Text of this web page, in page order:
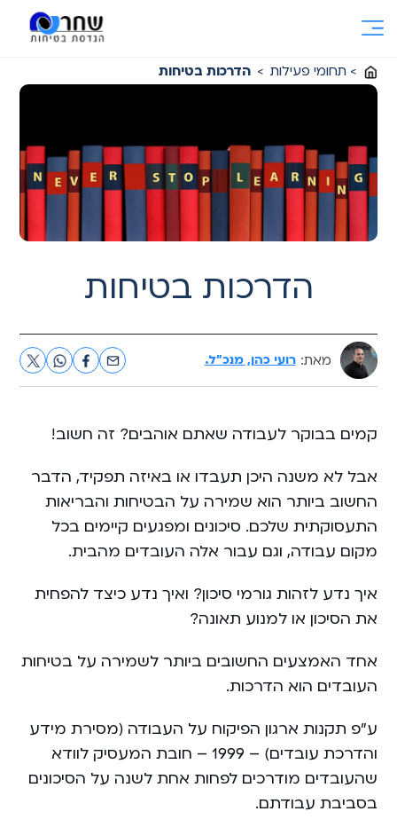
> תחומי פעילות > הדרכות בטיחות
הדרכות בטיחות
מאת: רועי כהן, מנכ"ל.
קמים בבוקר לעבודה שאתם אוהבים? זה חשוב!
אבל לא משנה היכן תעבדו או באיזה תפקיד, הדבר
החשוב ביותר הוא שמירה על הבטיחות והבריאות
התעסוקתית שלכם. סיכונים ומפגעים קיימים בכל
מקום עבודה, וגם עבור אלה העובדים מהבית.
איך נדע לזהות גורמי סיכון? ואיך נדע כיצד להפחית
את הסיכון או למנוע תאונה?
אחד האמצעים החשובים ביותר לשמירה על בטיחות
העובדים הוא הדרכות.
ע”פ תקנות ארגון הפיקוח על העבודה (מסירת מידע
והדרכת עובדים) – 1999 – חובת המעסיק לוודא
שהעובדים מודרכים לפחות אחת לשנה על הסיכונים
בסביבת עבודתם.